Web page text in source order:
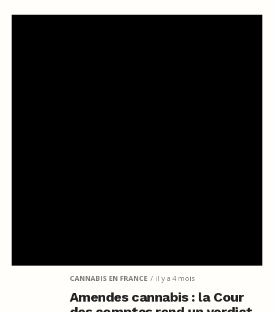
CANNABIS EN FRANCE il y a 4 mois
Amendes cannabis : la Cour